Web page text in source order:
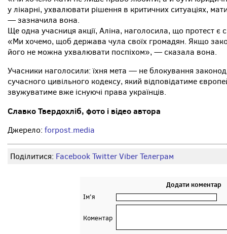
у лікарні, ухвалювати рішення в критичних ситуаціях,
— зазначила вона.
Ще одна учасниця акції, Аліна, наголосила, що протест
«Ми хочемо, щоб держава чула своїх громадян. Якщо
його не можна ухвалювати поспіхом», — сказала вона.
Учасники наголосили: їхня мета — не блокування
сучасного цивільного кодексу, який відповідатиме
звужуватиме вже існуючі права українців.
Славко Твердохліб, фото і відео автора
Джерело: forpost.media
Поділитися: FacebookTwitterViberТелеграм
Додати коментар
Ім'я
Коментар